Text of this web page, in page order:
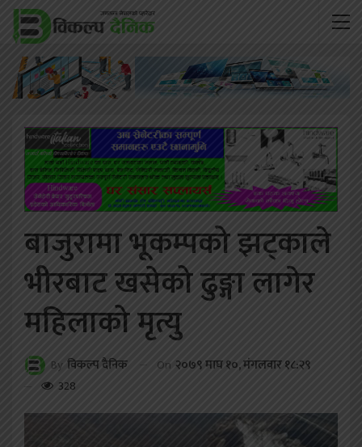
बाजुरामा भूकम्पको झट्काले
भीरबाट खसेको ढुङ्गा लागेर
महिलाको मृत्यु
By विकल्प दैनिक On २०७९ माघ १०, मंगलवार १८:२९
328